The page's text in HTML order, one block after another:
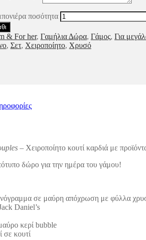
ποσότητα
& For her, Γαμήλια Δώρα, Γάμος, Για
, Σετ, Χειροποίητο, Χρυσό
– Χειροποίητο κουτί καρδιά με
δώρο για την ημέρα του γάμου!
σε μαύρη απόχρωση με φύλλα
Daniel’s
κερί bubble
σε κουτί